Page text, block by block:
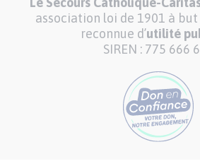
association loi de 1901 à
reconnue d’utilité
SIREN : 775 666